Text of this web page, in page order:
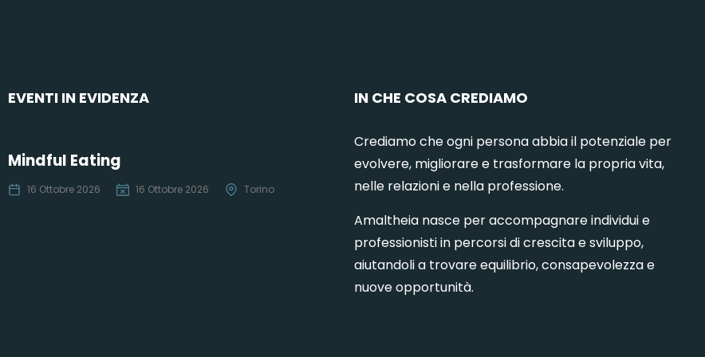
EVENTI IN EVIDENZA
Mindful Eating
16 Ottobre 2026 16 Ottobre 2026 Torino
IN CHE COSA CREDIAMO
Crediamo che ogni persona abbia il potenziale per
evolvere, migliorare e trasformare la propria vita,
nelle relazioni e nella professione.
Amaltheia nasce per accompagnare individui e
professionisti in percorsi di crescita e sviluppo,
aiutandoli a trovare equilibrio, consapevolezza e
nuove opportunità.